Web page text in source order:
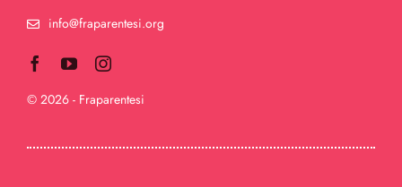
info@fraparentesi.org
© 2026 - Fraparentesi